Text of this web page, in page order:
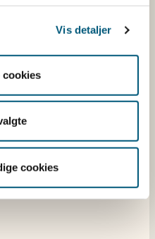
Vis detaljer
cookies
cookies
under
med fokus på
Vi står bag De
som du kender